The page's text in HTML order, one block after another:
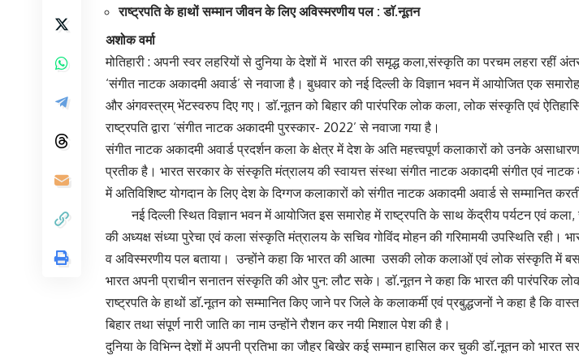
राष्ट्रपति के हाथों सम्मान जीवन के लिए अविस्मरणीय पल : डाॅ.नूतन
अशोक वर्मा
मोतिहारी : अपनी स्वर लहरियों से दुनिया के देशों में भारत की समृद्ध कला,संस्कृति का परचम लहरा रहीं
‘संगीत नाटक अकादमी अवार्ड’ से नवाजा है। बुधवार को नई दिल्ली के विज्ञान भवन में आयोजित एक
और अंगवस्त्रम् भेंटस्वरुप दिए गए। डाॅ.नूतन को बिहार की पारंपरिक लोक कला, लोक संस्कृति एवं
राष्ट्रपति द्वारा ‘संगीत नाटक अकादमी पुरस्कार- 2022’ से नवाजा गया है।
संगीत नाटक अकादमी अवार्ड प्रदर्शन कला के क्षेत्र में देश के अति महत्त्वपूर्ण कलाकारों को उनके
प्रतीक है। भारत सरकार के संस्कृति मंत्रालय की स्वायत्त संस्था संगीत नाटक अकादमी संगीत एवं
में अतिविशिष्ट योगदान के लिए देश के दिग्गज कलाकारों को संगीत नाटक अकादमी अवार्ड से सम्मानित
नई दिल्ली स्थित विज्ञान भवन में आयोजित इस समारोह में राष्ट्रपति के साथ केंद्रीय पर्यटन एवं
की अध्यक्ष संध्या पुरेचा एवं कला संस्कृति मंत्रालय के सचिव गोविंद मोहन की गरिमामयी उपस्थिति रही।
व अविस्मरणीय पल बताया। उन्होंने कहा कि भारत की आत्मा उसकी लोक कलाओं एवं लोक संस्कृति में
भारत अपनी प्राचीन सनातन संस्कृति की ओर पुन: लौट सके। डाॅ.नूतन ने कहा कि भारत की पारंपरिक
राष्ट्रपति के हाथों डाॅ.नूतन को सम्मानित किए जाने पर जिले के कलाकर्मी एवं प्रबुद्धजनों ने कहा है कि
बिहार तथा संपूर्ण नारी जाति का नाम उन्होंने रौशन कर नयी मिशाल पेश की है।
दुनिया के विभिन्न देशों में अपनी प्रतिभा का जौहर बिखेर कई सम्मान हासिल कर चुकी डाॅ.नूतन को भारत